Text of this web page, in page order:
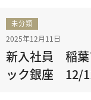
未分類
2025年12月11日
新入社員 稲葉
ック銀座 12/